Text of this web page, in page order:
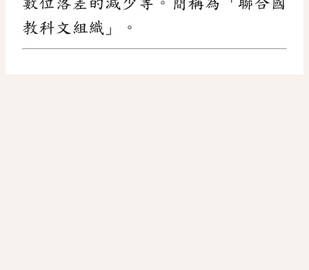
教科文組織」。